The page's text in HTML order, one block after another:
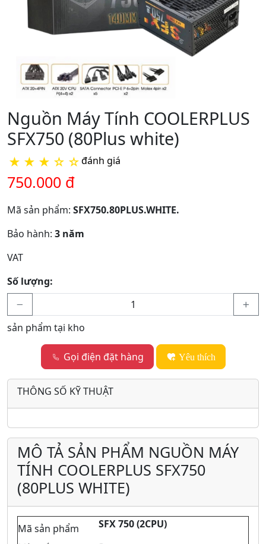
Nguồn Máy Tính COOLERPLUS
SFX750 (80Plus white)
★ ★ ★ ☆ ☆đánh giá
750.000 đ
Mã sản phẩm: SFX750.80PLUS.WHITE.
Bảo hành: 3 năm
VAT
Số lượng:
sản phẩm tại kho
Gọi điện đặt hàng Yêu thích
THÔNG SỐ KỸ THUẬT
MÔ TẢ SẢN PHẨM NGUỒN MÁY
TÍNH COOLERPLUS SFX750
(80PLUS WHITE)
Mã sản phẩm
SFX 750 (2CPU)